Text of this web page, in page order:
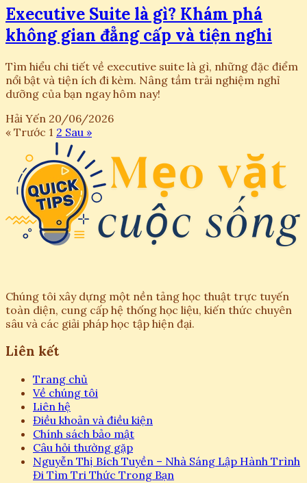
Executive Suite là gì? Khám phá
không gian đẳng cấp và tiện nghi
Tìm hiểu chi tiết về executive suite là gì, những đặc điểm
nổi bật và tiện ích đi kèm. Nâng tầm trải nghiệm nghỉ
dưỡng của bạn ngay hôm nay!
Hải Yến 20/06/2026
« Trước 1 2 Sau »
Chúng tôi xây dựng một nền tảng học thuật trực tuyến
toàn diện, cung cấp hệ thống học liệu, kiến thức chuyên
sâu và các giải pháp học tập hiện đại.
Liên kết
Trang chủ
Về chúng tôi
Liên hệ
Điều khoản và điều kiện
Chính sách bảo mật
Câu hỏi thường gặp
Nguyễn Thị Bích Tuyền – Nhà Sáng Lập Hành Trình
Đi Tìm Tri Thức Trong Bạn